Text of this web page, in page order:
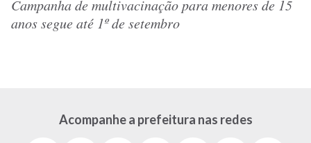
Campanha de multivacinação para menores de 15
anos segue até 1º de setembro
Acompanhe a prefeitura nas redes